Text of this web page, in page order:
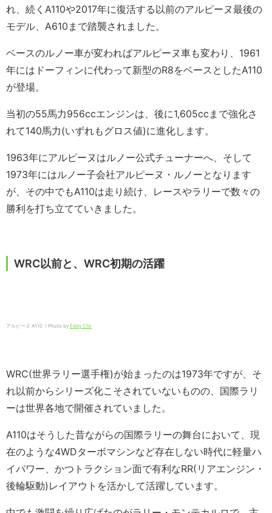
れ、続くA110や2017年に復活する以前のアルピーヌ最後の
モデル、A610まで踏襲されました。
ベースのルノー車が変わればアルピーヌ車も変わり、1961
年にはドーフィンに代わって新型のR8をベースとしたA110
が登場。
当初の55馬力956ccエンジンは、後に1,605ccまで強化さ
れて140馬力(いずれもグロス値)に進化します。
1963年にアルピーヌはルノー公式チューナーへ、そして
1973年にはルノー子会社アルピーヌ・ルノーとなります
が、その中でもA110は走り続け、レースやラリーで数々の
勝利を打ち立てていきました。
WRC以前と、WRC初期の活躍
アルピーヌ A110 / Photo by Eddy Clio
WRC(世界ラリー選手権)が始まったのは1973年ですが、そ
れ以前からシリーズ化こそされていないものの、国際ラリ
ーは世界各地で開催されていました。
A110はそうした昔ながらの国際ラリーの舞台において、現
在のような4WDターボマシンなど存在しない時代に軽量ハ
イパワー、かつトラクション面で有利なRR(リアエンジン・
後輪駆動)レイアウトを活かして活躍しています。